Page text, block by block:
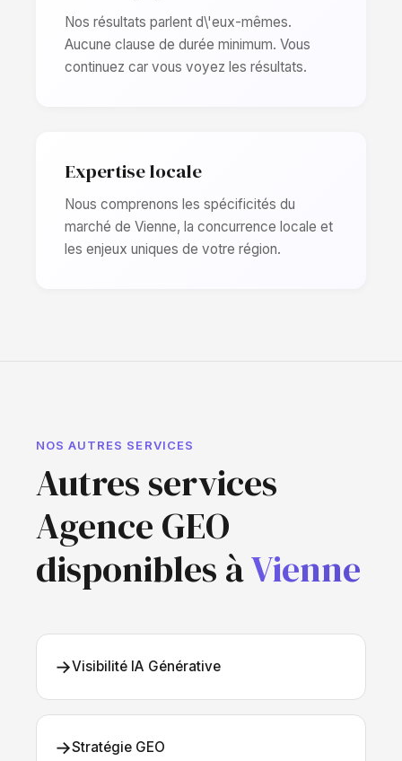
Nos résultats parlent d\'eux-mêmes.
Aucune clause de durée minimum. Vous
continuez car vous voyez les résultats.
Expertise locale
Nous comprenons les spécificités du
marché de Vienne, la concurrence locale et
les enjeux uniques de votre région.
NOS AUTRES SERVICES
Autres services
Agence GEO
disponibles àVienne
→Visibilité IA Générative
→Stratégie GEO